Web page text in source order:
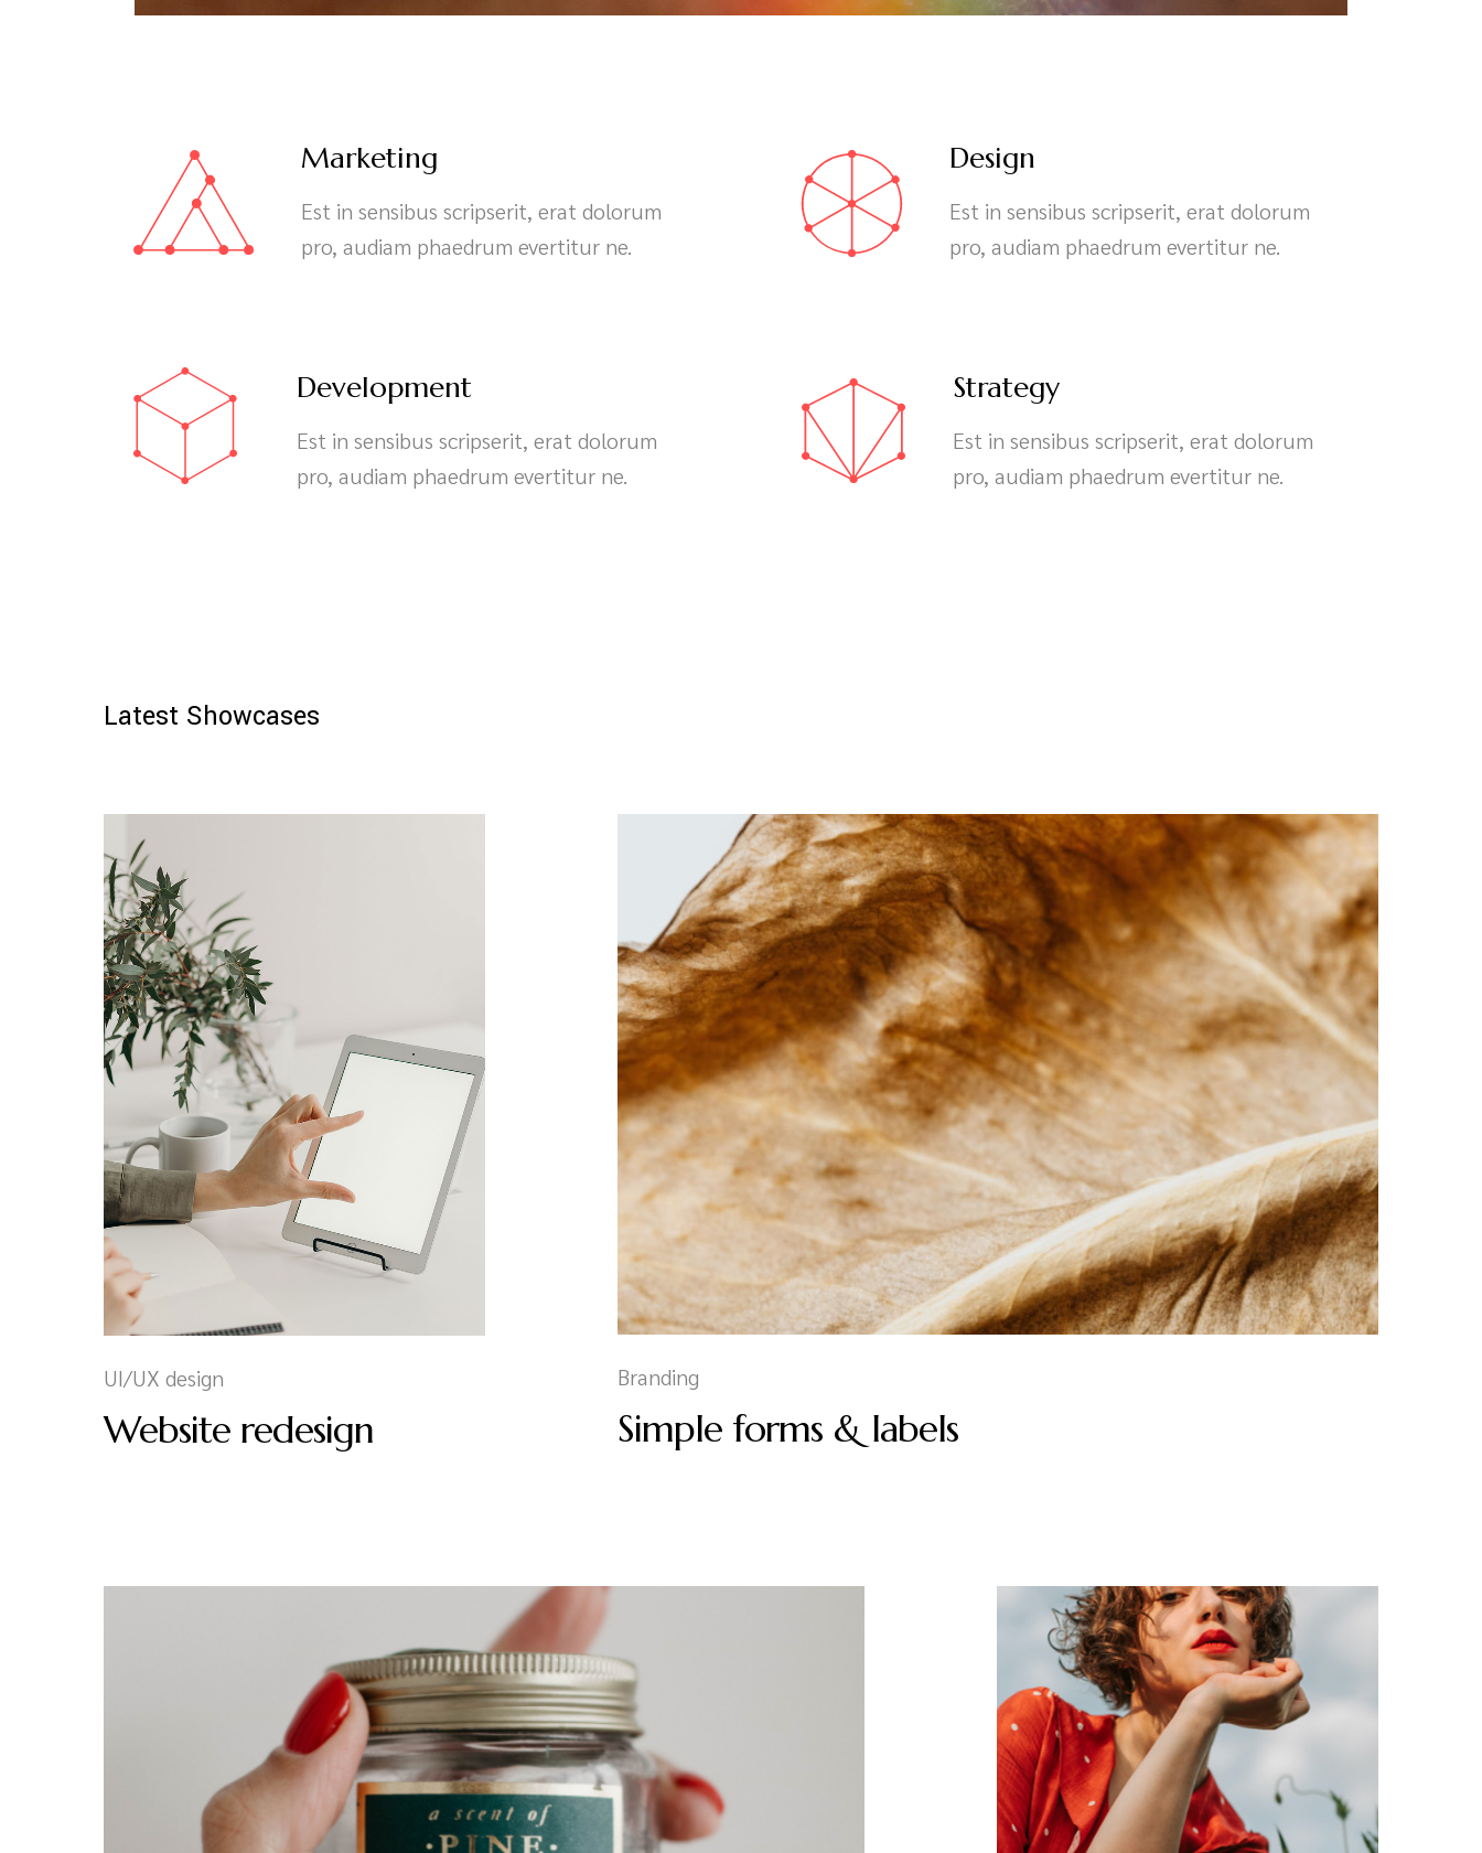
Marketing
Est in sensibus scripserit, erat dolorum
pro, audiam phaedrum evertitur ne.
Design
Est in sensibus scripserit, erat dolorum
pro, audiam phaedrum evertitur ne.
Development
Est in sensibus scripserit, erat dolorum
pro, audiam phaedrum evertitur ne.
Strategy
Est in sensibus scripserit, erat dolorum
pro, audiam phaedrum evertitur ne.
Latest Showcases
UI/UX design
Website redesign
Branding
Simple forms & labels